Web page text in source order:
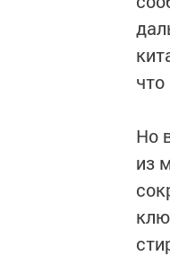
Но
из